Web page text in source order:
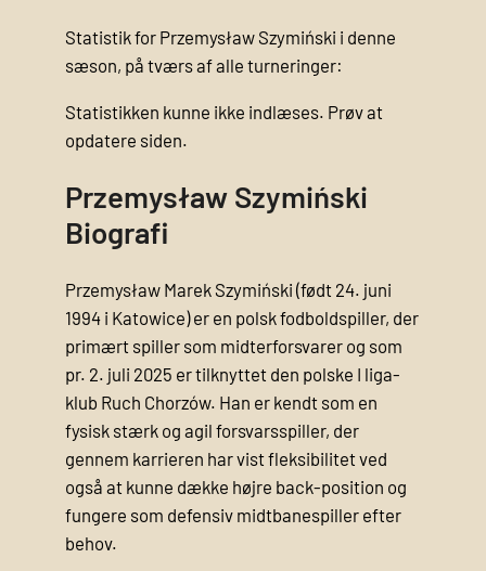
Statistik for Przemysław Szymiński i denne
sæson, på tværs af alle turneringer:
Statistikken kunne ikke indlæses. Prøv at
opdatere siden.
Przemysław Szymiński
Biografi
Przemysław Marek Szymiński (født 24. juni
1994 i Katowice) er en polsk fodboldspiller, der
primært spiller som midterforsvarer og som
pr. 2. juli 2025 er tilknyttet den polske I liga-
klub Ruch Chorzów. Han er kendt som en
fysisk stærk og agil forsvarsspiller, der
gennem karrieren har vist fleksibilitet ved
også at kunne dække højre back-position og
fungere som defensiv midtbanespiller efter
behov.